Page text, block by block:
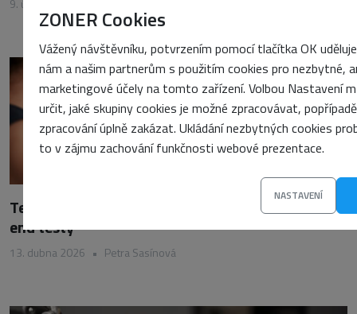
ZONER Cookies
Vážený návštěvníku, potvrzením pomocí tlačítka OK
nám a našim partnerům s použitím cookies pro nezbytné,
marketingové účely na tomto zařízení. Volbou Nastavení
určit, jaké skupiny cookies je možné zpracovávat,
zpracování úplně zakázat. Ukládání nezbytných cookies
to v zájmu zachování funkčnosti webové prezentace.
NASTAVENÍ
9. února 2026
Testování kódu: Jednotkové, integrační a end-to-
end testy
13. dubna 2026 • Petra Sasínová